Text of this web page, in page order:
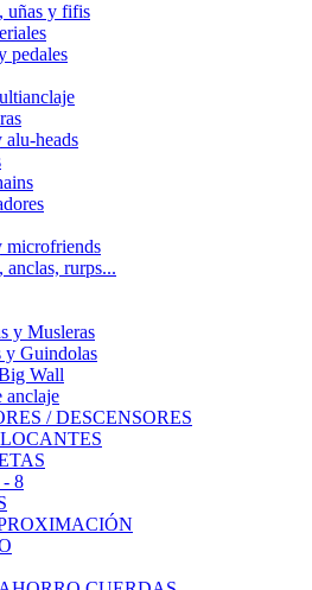
uñas y fifis
pedales
alu-heads
microfriends
anclas, rurps...
y Musleras
y Guindolas
Wall
anclaje
/ DESCENSORES
8